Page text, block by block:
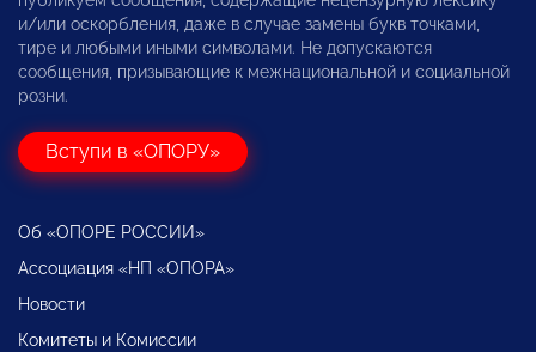
и/или оскорбления, даже в случае замены букв точками,
тире и любыми иными символами. Не допускаются
сообщения, призывающие к межнациональной и социальной
розни.
Вступи в «ОПОРУ»
Об «ОПОРЕ РОССИИ»
Ассоциация «НП «ОПОРА»
Новости
Комитеты и Комиссии